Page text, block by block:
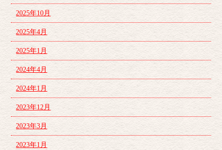
2025年10月
2025年4月
2025年1月
2024年4月
2024年1月
2023年12月
2023年3月
2023年1月